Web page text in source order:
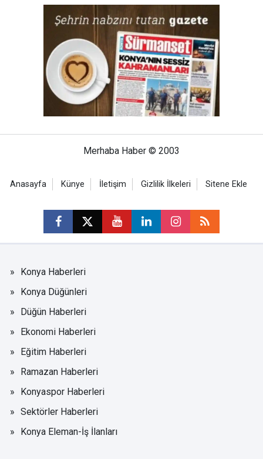
Merhaba Haber © 2003
Anasayfa Künye İletişim Gizlilik İlkeleri Sitene Ekle
Konya Haberleri
Konya Düğünleri
Düğün Haberleri
Ekonomi Haberleri
Eğitim Haberleri
Ramazan Haberleri
Konyaspor Haberleri
Sektörler Haberleri
Konya Eleman-İş İlanları